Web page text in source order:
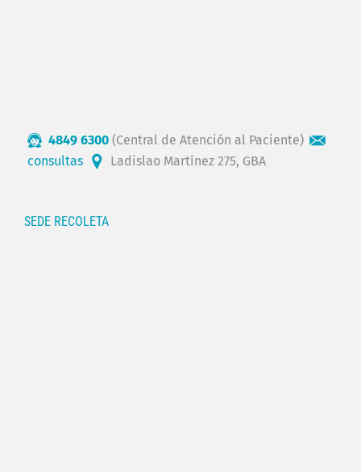
4849 6300 (Central de Atención al Paciente)
consultas
Ladislao Martínez 275, GBA
SEDE RECOLETA